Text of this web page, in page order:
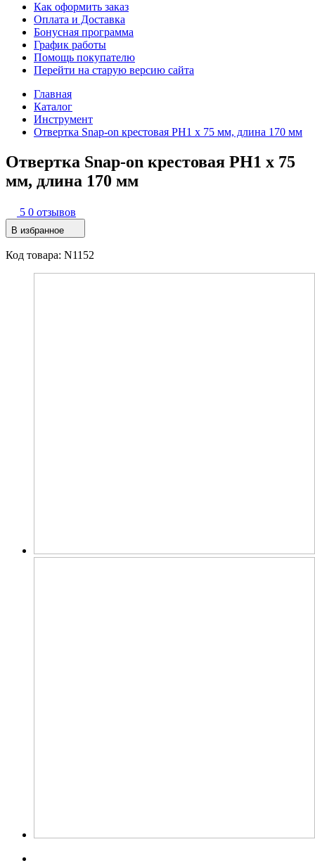
Как оформить заказ
Оплата и Доставка
Бонусная программа
График работы
Помощь покупателю
Перейти на старую версию сайта
Главная
Каталог
Инструмент
Отвертка Snap-on крестовая РН1 x 75 мм, длина 170 мм
Отвертка Snap-on крестовая РН1 x 75
мм, длина 170 мм
5 0 отзывов
В избранное
Код товара: N1152